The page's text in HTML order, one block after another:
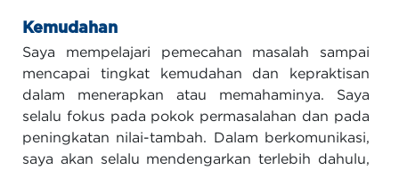
Kemudahan
Saya mempelajari pemecahan masalah sampai
mencapai tingkat kemudahan dan kepraktisan
dalam menerapkan atau memahaminya. Saya
selalu fokus pada pokok permasalahan dan pada
peningkatan nilai-tambah. Dalam berkomunikasi,
saya akan selalu mendengarkan terlebih dahulu,